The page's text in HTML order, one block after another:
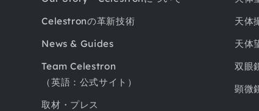
Celestronの革新技術
News & Guides
Team Celestron
（英語：公式サイト）
取材・プレス
天体
天体
双眼
顕微